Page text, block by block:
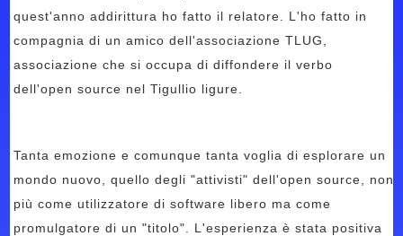
quest'anno addirittura ho fatto il relatore. L'ho fatto in
compagnia di un amico dell'associazione TLUG,
associazione che si occupa di diffondere il verbo
dell'open source nel Tigullio ligure.
Tanta emozione e comunque tanta voglia di esplorare un
mondo nuovo, quello degli "attivisti" dell'open source, non
più come utilizzatore di software libero ma come
promulgatore di un "titolo". L'esperienza è stata positiva